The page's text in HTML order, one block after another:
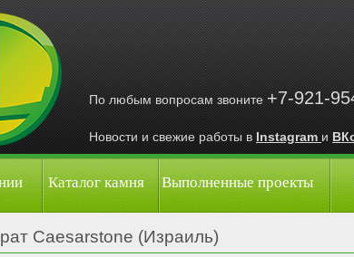
По любым вопросам звоните+7-921-
Новости и свежие работы в Instagram и
Каталог камня Выполненные проекты
Caesarstone (Израиль)